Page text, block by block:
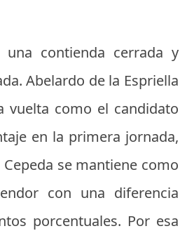
una contienda cerrada y
Abelardo de la Espriella
vuelta como el candidato
en la primera jornada,
se mantiene como
con una diferencia
porcentuales. Por esa